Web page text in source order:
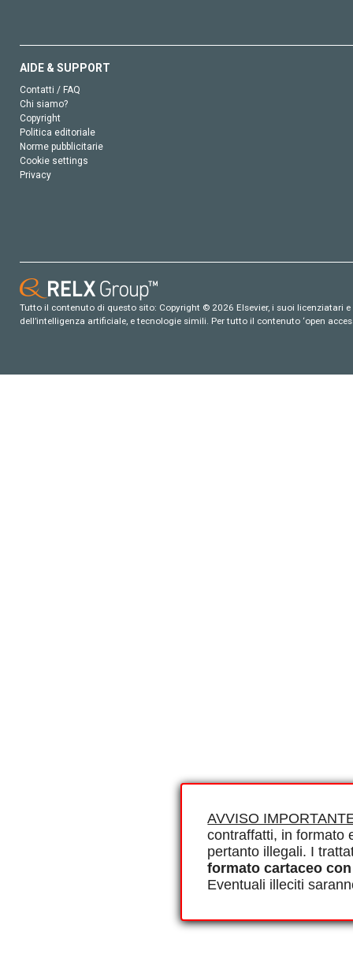
AVVISO
contraffatti, in formato
pertanto illegali. I
formato cartaceo
Eventuali illeciti
AIDE & SUPPORT
Contatti / FAQ
Chi siamo?
Copyright
Politica editoriale
Norme pubblicitarie
Cookie settings
Privacy
Tutto il contenuto di questo sito: Copyright © 2026 Elsevier, i suoi
dell’intelligenza artificiale, e tecnologie simili. Per tutto il contenuto ‘open